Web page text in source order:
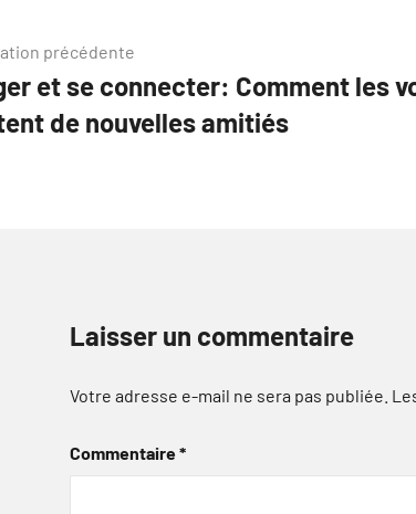
précédente
et se connecter: Comment les
de nouvelles amitiés
Laisser un commentaire
Votre adresse e-mail ne sera pas publiée.
Commentaire*